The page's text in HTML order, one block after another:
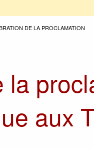
DE LA PROCLAMATION
aux